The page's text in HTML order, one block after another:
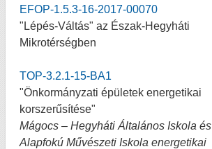
EFOP-1.5.3-16-2017-00070
"Lépés-Váltás" az Észak-Hegyháti
Mikrotérségben
TOP-3.2.1-15-BA1
"Önkormányzati épületek energetikai
korszerűsítése"
Mágocs – Hegyháti Általános Iskola és
Alapfokú Művészeti Iskola energetikai